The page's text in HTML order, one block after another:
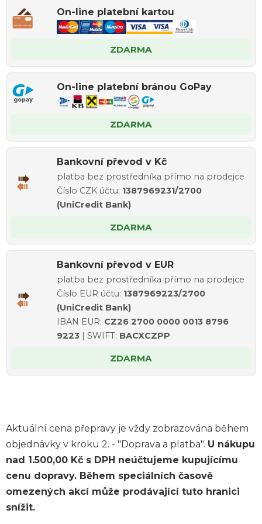
On-line platební kartou
ZDARMA
On-line platební bránou GoPay
ZDARMA
Bankovní převod v Kč
platba bez prostředníka přímo na prodejce
Číslo CZK účtu: 1387969231/2700
(UniCredit Bank)
ZDARMA
Bankovní převod v EUR
platba bez prostředníka přímo na prodejce
Číslo EUR účtu: 1387969223/2700
(UniCredit Bank)
IBAN EUR: CZ26 2700 0000 0013 8796
9223 | SWIFT: BACXCZPP
ZDARMA
Aktuální cena přepravy je vždy zobrazována během
objednávky v kroku 2. - "Doprava a platba". U nákupu
nad 1.500,00 Kč s DPH neúčtujeme kupujícímu
cenu dopravy. Během speciálních časově
omezených akcí může prodávající tuto hranici
snížit.